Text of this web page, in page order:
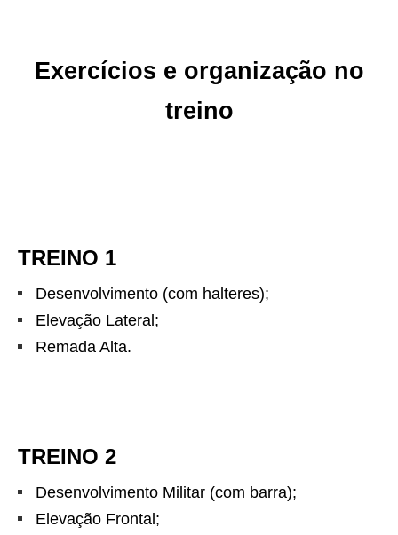
Exercícios e organização no
treino
TREINO 1
Desenvolvimento (com halteres);
Elevação Lateral;
Remada Alta.
TREINO 2
Desenvolvimento Militar (com barra);
Elevação Frontal;